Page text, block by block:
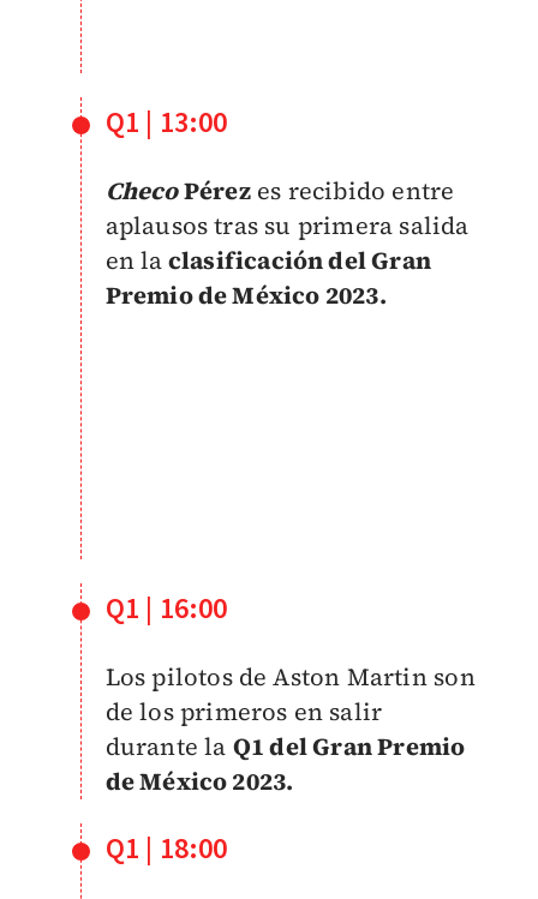
Q1 | 13:00
ChecoPérezes recibido entre
aplausos tras su primera salida
en laclasificación del Gran
Premio de México 2023.
Q1 | 16:00
Los pilotos de Aston Martin son
de los primeros en salir
durante la Q1 del Gran Premio
de México 2023.
Q1 | 18:00